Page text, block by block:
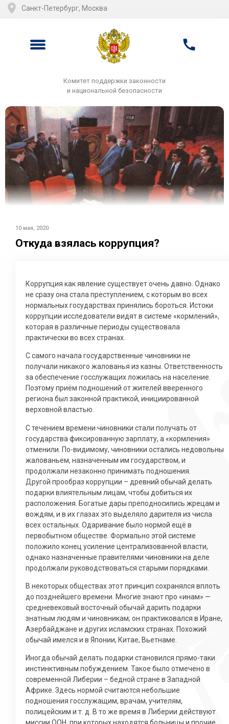
Санкт-Петербург, Москва
Комитет поддержки законности
и национальной безопасности
10 мая, 2020
Откуда взялась коррупция?
Коррупция как явление существует очень давно. Однако
не сразу она стала преступлением, с которым во всех
нормальных государствах принялись бороться. Истоки
коррупции исследователи видят в системе «кормлений»,
которая в различные периоды существовала
практически во всех странах.
С самого начала государственные чиновники не
получали никакого жалованья из казны. Ответственность
за обеспечение госслужащих ложилась на население.
Поэтому приём подношений от жителей вверенного
региона был законной практикой, инициированной
верховной властью.
С течением времени чиновники стали получать от
государства фиксированную зарплату, а «кормления»
отменили. По-видимому, чиновники остались недовольны
жалованьем, назначенным им государством, и
продолжали незаконно принимать подношения.
Другой прообраз коррупции – древний обычай делать
подарки влиятельным лицам, чтобы добиться их
расположения. Богатые дары преподносились жрецам и
вождям, и в их глазах это выделяло дарителя из числа
всех остальных. Одаривание было нормой ещё в
первобытном обществе. Формально этой системе
положило конец усиление централизованной власти,
однако назначенные правителями чиновники на деле
продолжали руководствоваться старыми порядками.
В некоторых обществах этот принцип сохранялся вплоть
до позднейшего времени. Многие знают про «инам» —
средневековый восточный обычай дарить подарки
знатным людям и чиновникам; он практиковался в Иране,
Азербайджане и других исламских странах. Похожий
обычай имелся и в Японии, Китае, Вьетнаме.
Иногда обычай делать подарки становился прямо-таки
инстинктивным побуждением. Такое было отмечено в
современной Либерии – бедной стране в Западной
Африке. Здесь нормой считаются небольшие
подношения госслужащим, врачам, учителям,
полицейским и т. д. В то же время в Либерии действуют